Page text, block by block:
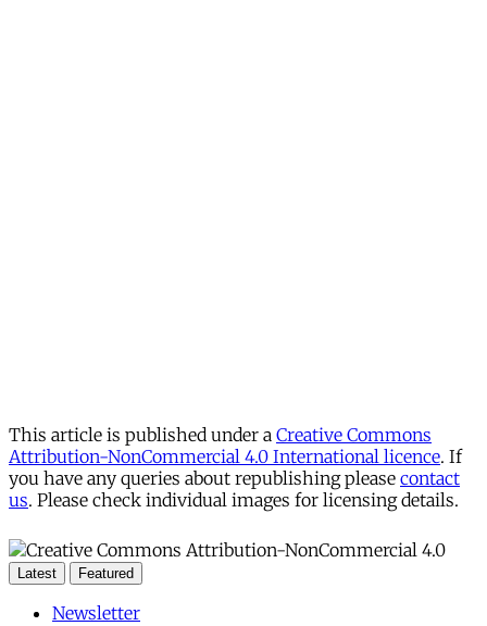
This article is published under a Creative Commons
Attribution-NonCommercial 4.0 International licence. If
you have any queries about republishing please contact
us. Please check individual images for licensing details.
Latest Featured
Newsletter